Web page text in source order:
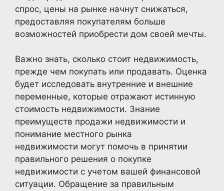
спрос, цены на рынке начнут снижаться,
предоставляя покупателям больше
возможностей приобрести дом своей мечты.
Важно знать, сколько стоит недвижимость,
прежде чем покупать или продавать. Оценка
будет исследовать внутренние и внешние
переменные, которые отражают истинную
стоимость недвижимости. Знание
преимуществ продажи недвижимости и
понимание местного рынка
недвижимости могут помочь в принятии
правильного решения о покупке
недвижимости с учетом вашей финансовой
ситуации. Обращение за правильным